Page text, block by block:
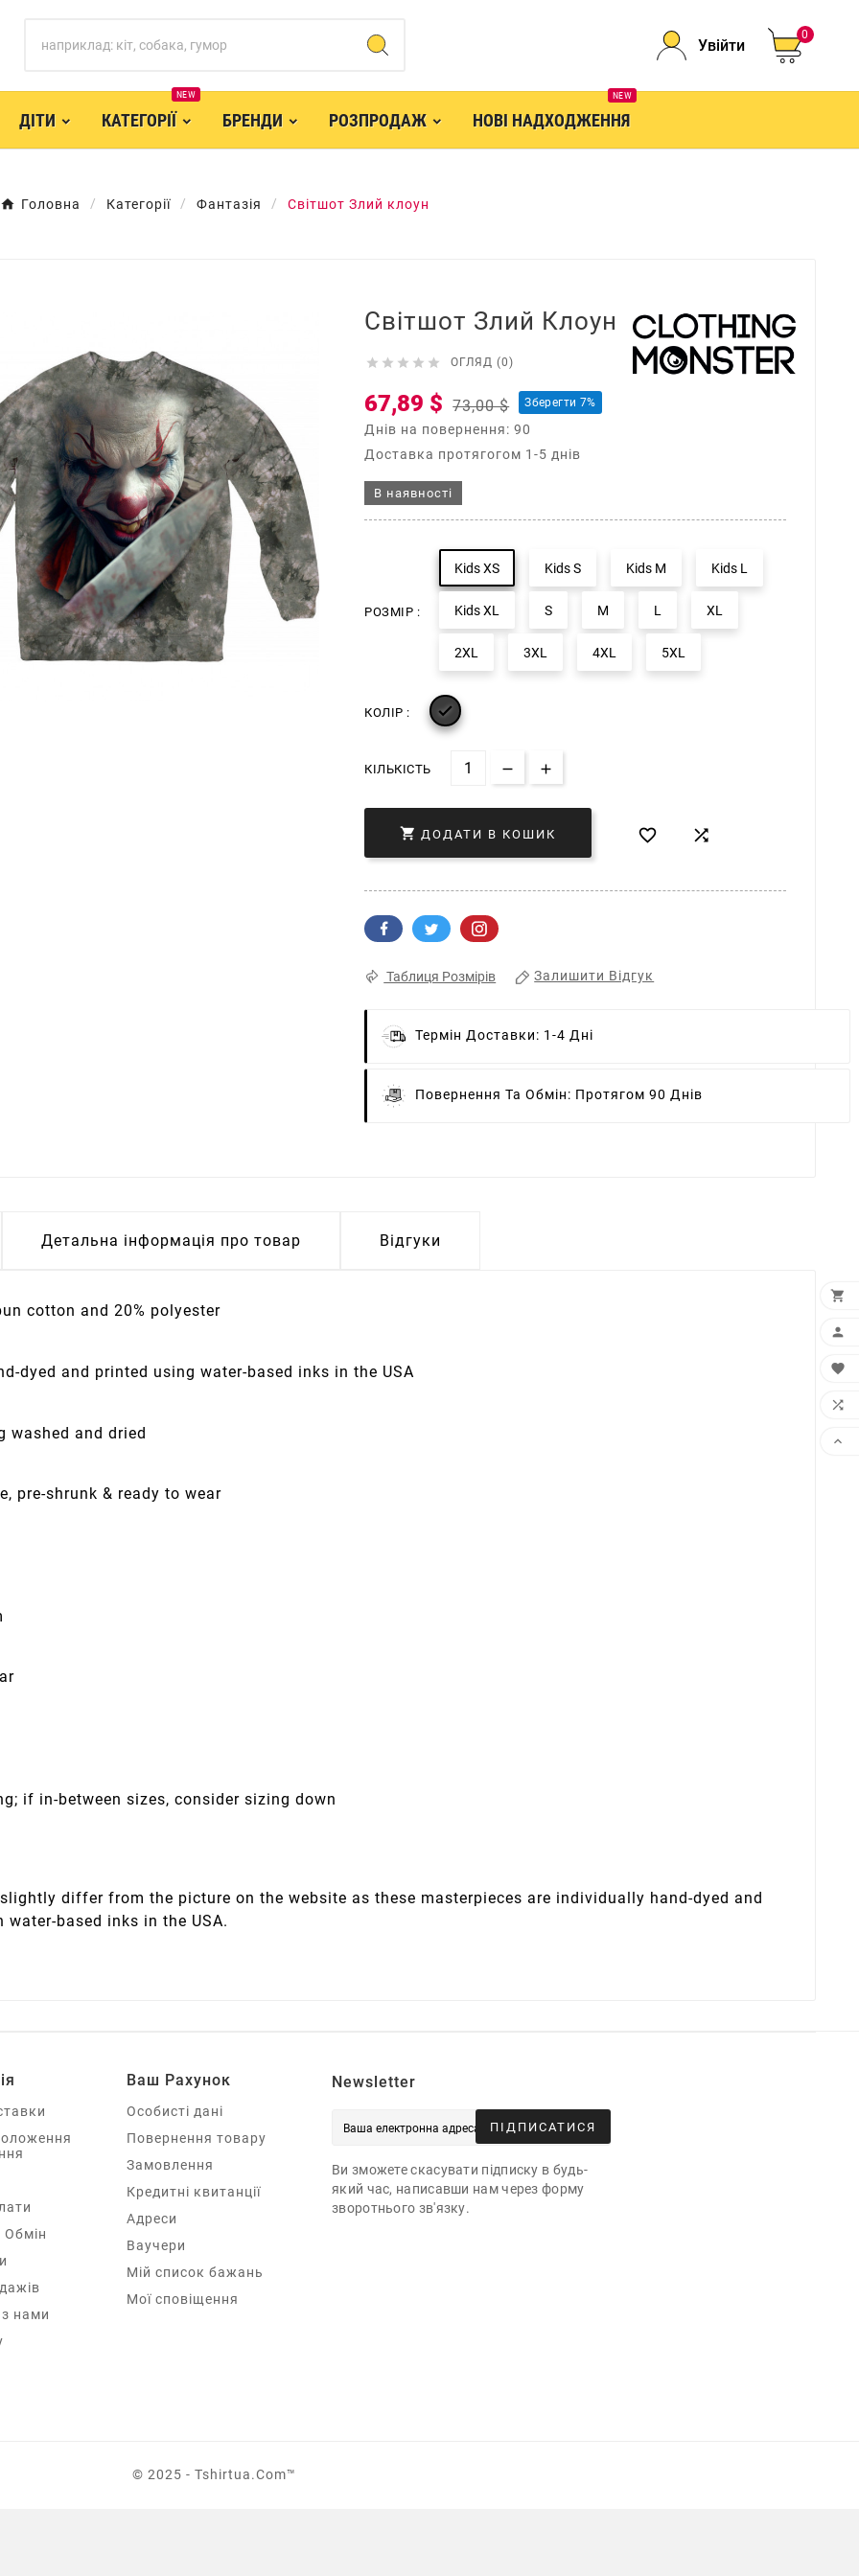
Увійти
0
ДІТИ КАТЕГОРІЇ
NEW
БРЕНДИ РОЗПРОДАЖ НОВІ НАДХОДЖЕННЯ
NEW
Головна Категорії Фантазія Світшот Злий клоун
Світшот Злий Клоун
     ОГЛЯД (0)
67,89 $ 73,00 $ Зберегти 7%
Днів на повернення: 90
Доставка протягогом 1-5 днів
В наявності
РОЗМІР :
Kids XS Kids S Kids M Kids L
Kids XL S M L XL
2XL 3XL 4XL 5XL
КОЛІР : 
КІЛЬКІСТЬ
 ДОДАТИ В КОШИК  
Таблиця Розмірів Залишити Відгук
Термін Доставки: 1-4 Дні
Повернення Та Обмін: Протягом 90 Днів
Детальна інформація про товар Відгуки
cotton and 20% polyester
dyed and printed using water-based inks in the USA
washed and dried
pre-shrunk & ready to wear
if in-between sizes, consider sizing down
differ from the picture on the website as these masterpieces are individually hand-dyed and
water-based inks in the USA.
Обмін
нами
Ваш Рахунок
Особисті дані
Повернення товару
Замовлення
Кредитні квитанції
Адреси
Ваучери
Мій список бажань
Мої сповіщення
Newsletter
ПІДПИСАТИСЯ
Ви зможете скасувати підписку в будь-
який час, написавши нам через форму
зворотнього зв'язку.





© 2025 - Tshirtua.com™